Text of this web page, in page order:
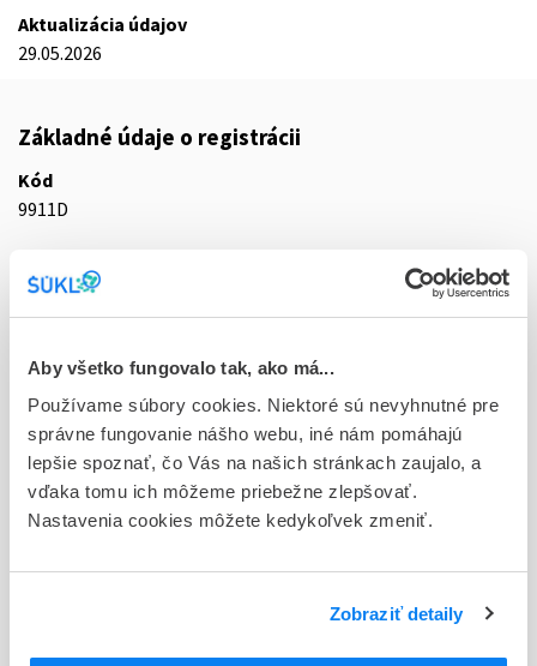
Aby všetko fungovalo tak, ako má...
Používame súbory cookies. Niektoré sú nevyhnutné pre
správne fungovanie nášho webu, iné nám pomáhajú
lepšie spoznať, čo Vás na našich stránkach zaujalo, a
vďaka tomu ich môžeme priebežne zlepšovať.
Nastavenia cookies môžete kedykoľvek zmeniť.
Zobraziť detaily
Aktualizácia údajov
29.05.2026
Základné údaje o registrácii
Kód
9911D
44/0060/22-S
tbl flm 30x1x200 mg (blis.Al/PVC/PE/PVDC-jednotliv.dáv.)
Stav
D - Registrácia bez obmedzenia platnosti
Typ registračnej procedúry